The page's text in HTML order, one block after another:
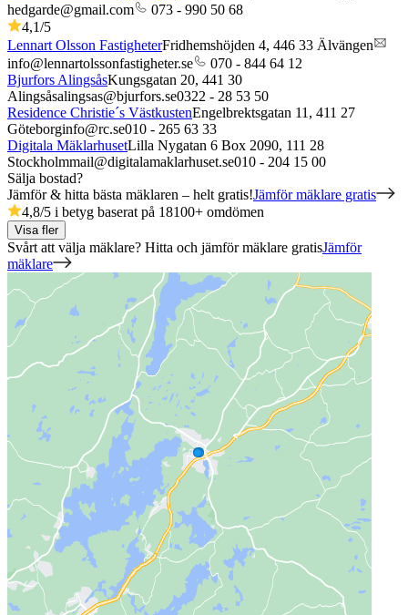
hedgarde@gmail.com
073 - 990 50 68
4,1/5
Lennart Olsson FastigheterFridhemshöjden 4, 446 33 Älvängen
info@lennartolssonfastigheter.se
070 - 844 64 12
Bjurfors AlingsåsKungsgatan 20, 441 30
Alingsåsalingsas@bjurfors.se0322 - 28 53 50
Residence Christie´s VästkustenEngelbrektsgatan 11, 411 27
Göteborginfo@rc.se010 - 265 63 33
Digitala MäklarhusetLilla Nygatan 6 Box 2090, 111 28
Stockholmmail@digitalamaklarhuset.se010 - 204 15 00
Sälja bostad?
Jämför & hitta bästa mäklaren – helt gratis!Jämför mäklare gratis
4,8/5 i betyg baserat på 18100+ omdömen
Visa fler
Svårt att välja mäklare? Hitta och jämför mäklare gratisJämför
mäklare